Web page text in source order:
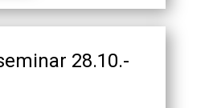
28.10.-